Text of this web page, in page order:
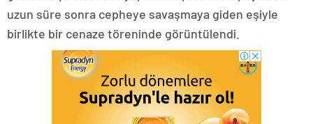
uzun süre sonra cepheye savaşmaya giden eşiyle
birlikte bir cenaze töreninde görüntülendi.